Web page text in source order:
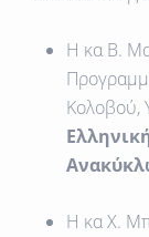
Η κα Β.
Κολοβού,
Η κα Χ.